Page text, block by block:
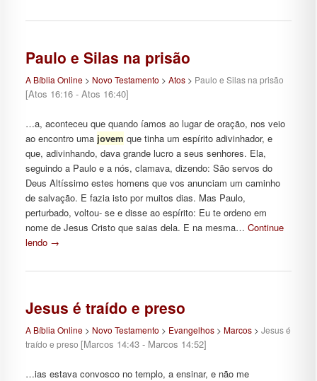
Paulo e Silas na prisão
A Bíblia Online> Novo Testamento > Atos> Paulo e Silas na prisão
[Atos 16:16 - Atos 16:40]
…a, aconteceu que quando íamos ao lugar de oração, nos veio
ao encontro uma jovem que tinha um espírito adivinhador, e
que, adivinhando, dava grande lucro a seus senhores. Ela,
seguindo a Paulo e a nós, clamava, dizendo: São servos do
Deus Altíssimo estes homens que vos anunciam um caminho
de salvação. E fazia isto por muitos dias. Mas Paulo,
perturbado, voltou- se e disse ao espírito: Eu te ordeno em
nome de Jesus Cristo que saias dela. E na mesma… Continue
lendo →
Jesus é traído e preso
A Bíblia Online> Novo Testamento > Evangelhos> Marcos> Jesus é
traído e preso [Marcos 14:43 - Marcos 14:52]
…ias estava convosco no templo, a ensinar, e não me